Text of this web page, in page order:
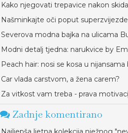
Kako njegovati trepavice nakon
Našminkajte oči poput
Severova modna bajka na ulicama
Modni detalj tjedna: narukvice by
Peach hair: nosi se kosa u nijansama
Car vlada carstvom, a žena carem?
Za vitkost vam treba - prava
Zadnje komentirano